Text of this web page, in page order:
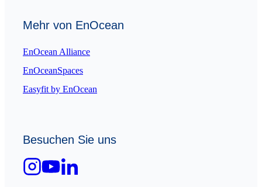
Mehr von EnOcean
EnOcean Alliance
EnOceanSpaces
Easyfit by EnOcean
Besuchen Sie uns